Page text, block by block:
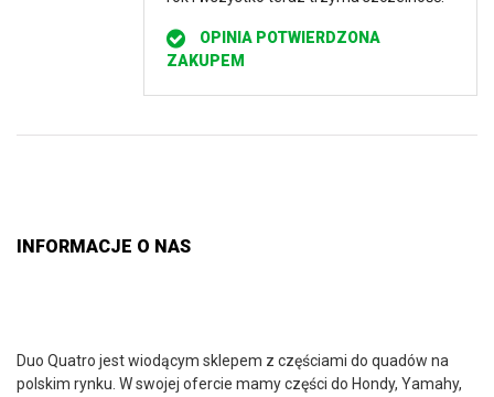
OPINIA POTWIERDZONA
ZAKUPEM
INFORMACJE O NAS
Duo Quatro jest wiodącym sklepem z częściami do quadów na
polskim rynku. W swojej ofercie mamy części do Hondy, Yamahy,